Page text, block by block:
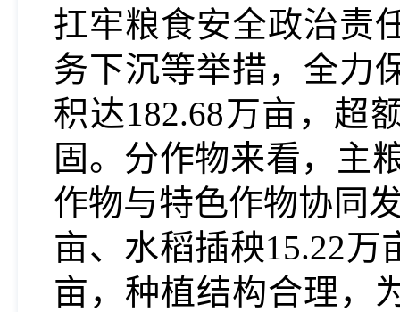
扛牢粮食安全政治责
务下沉等举措，全力
积达182.68万亩，超
固。分作物来看，主
作物与特色作物协同
亩、水稻插秧15.22万
亩，种植结构合理，